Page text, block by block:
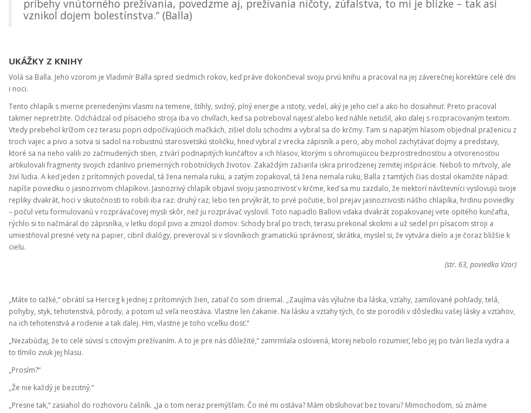
príbehy vnútorného prežívania, povedzme aj, prežívania ničoty, zúfalstva, to mi je blízke – tak asi
vznikol dojem bolestínstva.“ (Balla)
UKÁŽKY Z KNIHY
Volá sa Balla. Jeho vzorom je Vladimír Balla spred siedmich rokov, keď práve dokončieval svoju prvú knihu a pracoval na jej záverečnej korektúre celé dni
i noci.
Tento chlapík s mierne preriedenými vlasmi na temene, štíhly, svižný, plný energie a istoty, vedel, aký je jeho cieľ a ako ho dosiahnuť. Preto pracoval
takmer nepretržite. Odchádzal od písacieho stroja iba vo chvíľach, keď sa potreboval najesť alebo keď náhle netušil, ako ďalej s rozpracovaným textom.
Vtedy prebehol krížom cez terasu popri odpočívajúcich mačkách, zišiel dolu schodmi a vybral sa do krčmy. Tam si napätým hlasom objednal praženicu z
troch vajec a pivo a sotva si sadol na robustnú starosvetskú stoličku, hneď vybral z vrecka zápisník a pero, aby mohol zachytávať dojmy a predstavy,
ktoré sa na neho valili zo začmudených stien, z tvárí podnapitých kunčaftov a ich hlasov, ktorými s ohromujúcou bezprostrednosťou a otvorenosťou
artikulovali fragmenty svojich zdanlivo priemerných robotníckych životov. Zakaždým zažiarila iskra prirodzenej zemitej inšpirácie. Neboli to mŕtvoly, ale
živí ľudia. A keď jeden z prítomných povedal, tá žena nemala ruku, a zatým zopakoval, tá žena nemala ruku, Balla z tamtých čias dostal okamžite nápad:
napíše poviedku o jasnozrivom chlapíkovi. Jasnozrivý chlapík objavil svoju jasnozrivosť v krčme, keď sa mu zazdalo, že niektorí návštevníci vyslovujú svoje
repliky dvakrát, hoci v skutočnosti to robili iba raz: druhý raz, lebo ten prvýkrát, to prvé počutie, bol prejav jasnozrivosti nášho chlapíka, hrdinu poviedky
– počul vetu formulovanú v rozprávačovej mysli skôr, než ju rozprávač vyslovil. Toto napadlo Ballovi vďaka dvakrát zopakovanej vete opitého kunčafta,
rýchlo si to načmáral do zápisníka, v letku dopil pivo a zmizol domov. Schody bral po troch, terasu prekonal skokmi a už sedel pri písacom stroji a
umiestňoval presné vety na papier, cibril dialógy, preveroval si v slovníkoch gramatickú správnosť, skrátka, myslel si, že vytvára dielo a je čoraz bližšie k
cieľu.
(str. 63, poviedka Vzor)
„Máte to ťažké,“ obrátil sa Herceg k jednej z prítomných žien, zatiaľ čo som driemal. „Zaujíma vás výlučne iba láska, vzťahy, zamilované pohľady, telá,
pohyby, styk, tehotenstvá, pôrody, a potom už veľa neostáva. Vlastne len čakanie. Na lásku a vzťahy tých, čo ste porodili v dôsledku vašej lásky a vzťahov,
na ich tehotenstvá a rodenie a tak ďalej. Hm, vlastne je toho vcelku dosť.“
„Nezabúdaj, že to celé súvisí s citovým prežívaním. A to je pre nás dôležité,“ zamrmlala oslovená, ktorej nebolo rozumieť, lebo jej po tvári liezla vydra a
to tlmilo zvuk jej hlasu.
„Prosím?“
„Že nie každý je bezcitný.“
„Presne tak,“ zasiahol do rozhovoru čašník. „Ja o tom neraz premýšľam. Čo iné mi ostáva? Mám obsluhovať bez tovaru? Mimochodom, sú známe